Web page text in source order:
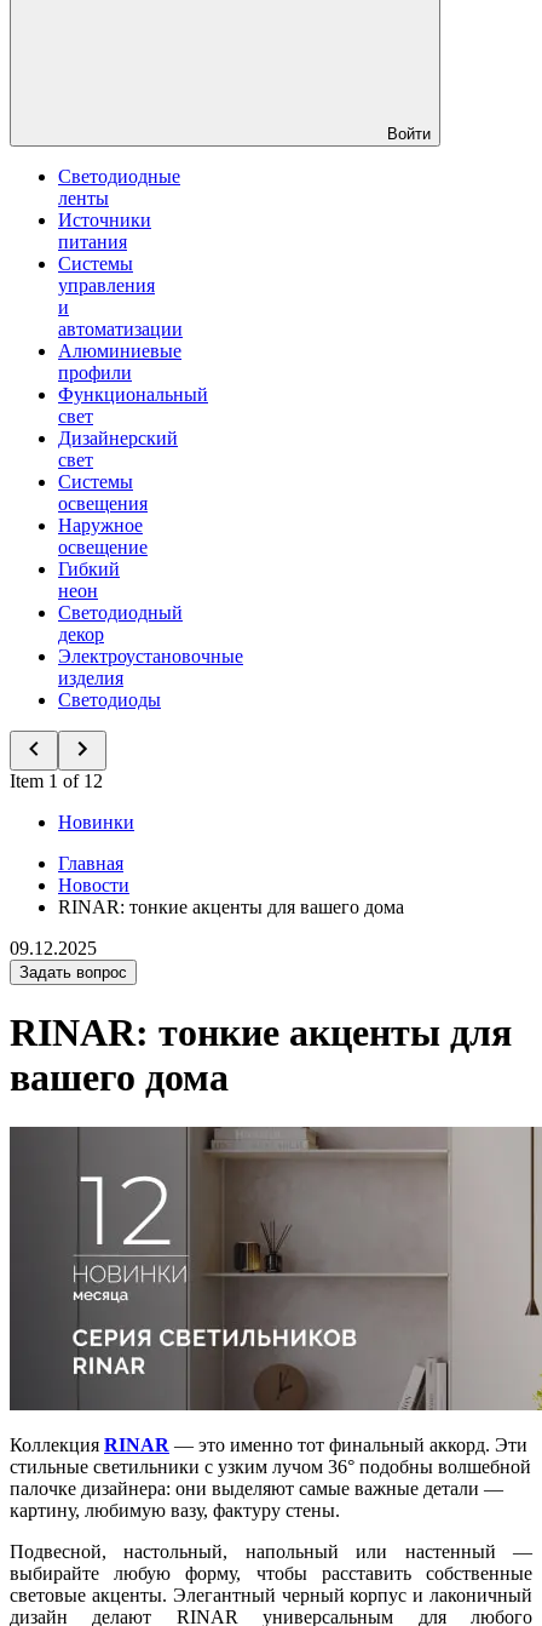
Войти
Светодиодные
ленты
Источники
питания
Системы
управления
и
автоматизации
Алюминиевые
профили
Функциональный
свет
Дизайнерский
свет
Системы
освещения
Наружное
освещение
Гибкий
неон
Светодиодный
декор
Электроустановочные
изделия
Светодиоды
Item 1 of 12
Новинки
Главная
Новости
RINAR: тонкие акценты для вашего дома
09.12.2025
Задать вопрос
RINAR: тонкие акценты для
вашего дома
Коллекция RINAR — это именно тот финальный аккорд. Эти
стильные светильники с узким лучом 36° подобны волшебной
палочке дизайнера: они выделяют самые важные детали —
картину, любимую вазу, фактуру стены.
Подвесной, настольный, напольный или настенный —
выбирайте любую форму, чтобы расставить собственные
световые акценты. Элегантный черный корпус и лаконичный
дизайн делают RINAR универсальным для любого